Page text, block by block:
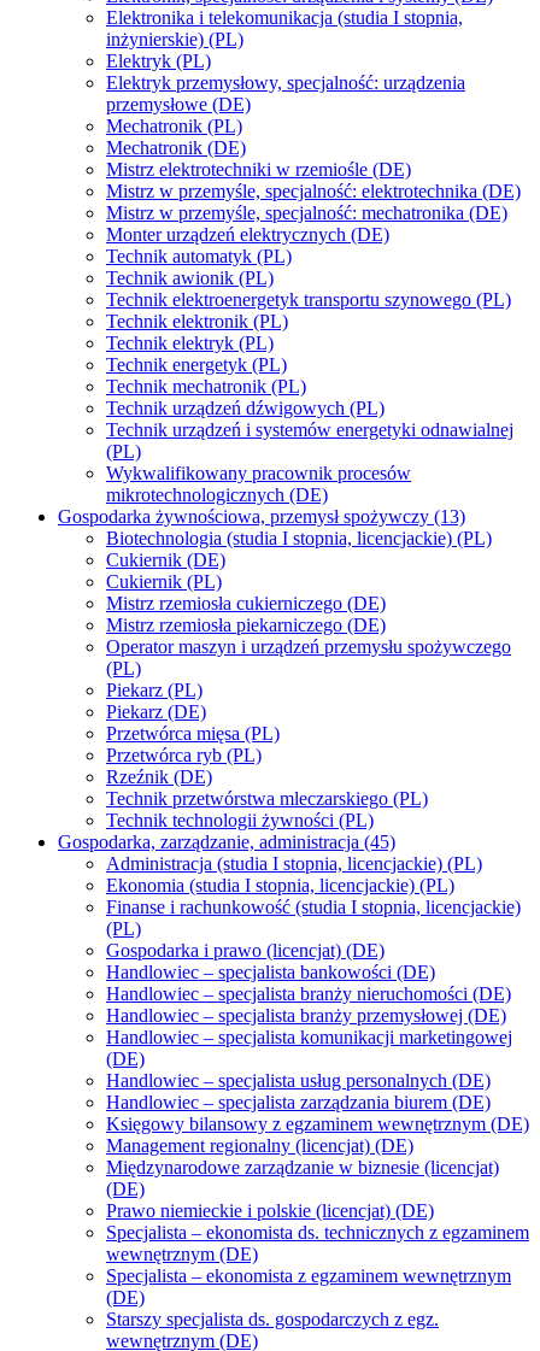
Elektronika i telekomunikacja (studia I stopnia,
inżynierskie) (PL)
Elektryk (PL)
Elektryk przemysłowy, specjalność: urządzenia
przemysłowe (DE)
Mechatronik (PL)
Mechatronik (DE)
Mistrz elektrotechniki w rzemiośle (DE)
Mistrz w przemyśle, specjalność: elektrotechnika (DE)
Mistrz w przemyśle, specjalność: mechatronika (DE)
Monter urządzeń elektrycznych (DE)
Technik automatyk (PL)
Technik awionik (PL)
Technik elektroenergetyk transportu szynowego (PL)
Technik elektronik (PL)
Technik elektryk (PL)
Technik energetyk (PL)
Technik mechatronik (PL)
Technik urządzeń dźwigowych (PL)
Technik urządzeń i systemów energetyki odnawialnej
(PL)
Wykwalifikowany pracownik procesów
mikrotechnologicznych (DE)
Gospodarka żywnościowa, przemysł spożywczy (13)
Biotechnologia (studia I stopnia, licencjackie) (PL)
Cukiernik (DE)
Cukiernik (PL)
Mistrz rzemiosła cukierniczego (DE)
Mistrz rzemiosła piekarniczego (DE)
Operator maszyn i urządzeń przemysłu spożywczego
(PL)
Piekarz (PL)
Piekarz (DE)
Przetwórca mięsa (PL)
Przetwórca ryb (PL)
Rzeźnik (DE)
Technik przetwórstwa mleczarskiego (PL)
Technik technologii żywności (PL)
Gospodarka, zarządzanie, administracja (45)
Administracja (studia I stopnia, licencjackie) (PL)
Ekonomia (studia I stopnia, licencjackie) (PL)
Finanse i rachunkowość (studia I stopnia, licencjackie)
(PL)
Gospodarka i prawo (licencjat) (DE)
Handlowiec – specjalista bankowości (DE)
Handlowiec – specjalista branży nieruchomości (DE)
Handlowiec – specjalista branży przemysłowej (DE)
Handlowiec – specjalista komunikacji marketingowej
(DE)
Handlowiec – specjalista usług personalnych (DE)
Handlowiec – specjalista zarządzania biurem (DE)
Księgowy bilansowy z egzaminem wewnętrznym (DE)
Management regionalny (licencjat) (DE)
Międzynarodowe zarządzanie w biznesie (licencjat)
(DE)
Prawo niemieckie i polskie (licencjat) (DE)
Specjalista – ekonomista ds. technicznych z egzaminem
wewnętrznym (DE)
Specjalista – ekonomista z egzaminem wewnętrznym
(DE)
Starszy specjalista ds. gospodarczych z egz.
wewnętrznym (DE)